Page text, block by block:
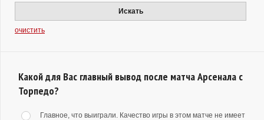
Искать
очистить
Какой для Вас главный вывод после матча Арсенала с
Торпедо?
Главное, что выиграли. Качество игры в этом матче не имеет